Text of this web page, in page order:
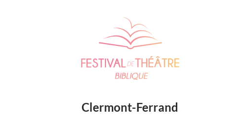
Clermont-Ferrand